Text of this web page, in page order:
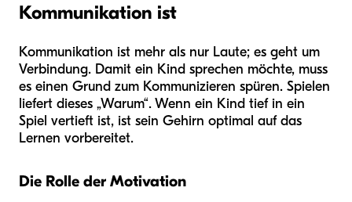
Kommunikation ist
Kommunikation ist mehr als nur Laute; es geht um
Verbindung. Damit ein Kind sprechen möchte, muss
es einen Grund zum Kommunizieren spüren. Spielen
liefert dieses „Warum“. Wenn ein Kind tief in ein
Spiel vertieft ist, ist sein Gehirn optimal auf das
Lernen vorbereitet.
Die Rolle der Motivation